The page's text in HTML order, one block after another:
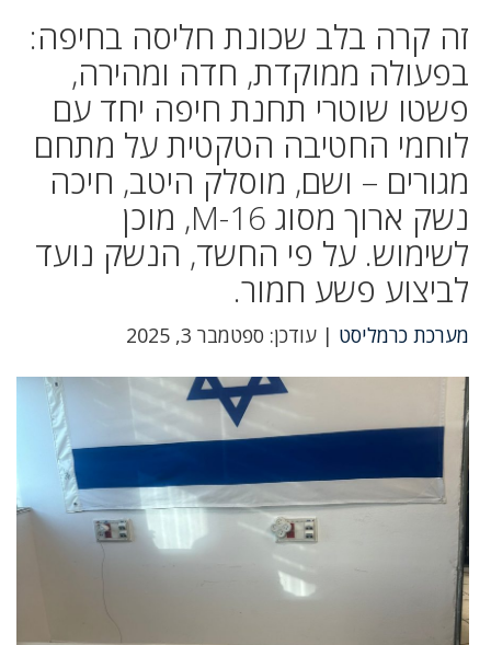
זה קרה בלב שכונת חליסה בחיפה:
בפעולה ממוקדת, חדה ומהירה,
פשטו שוטרי תחנת חיפה יחד עם
לוחמי החטיבה הטקטית על מתחם
מגורים – ושם, מוסלק היטב, חיכה
נשק ארוך מסוג M-16, מוכן
לשימוש. על פי החשד, הנשק נועד
לביצוע פשע חמור.
מערכת כרמליסט | עודכן: ספטמבר 3, 2025